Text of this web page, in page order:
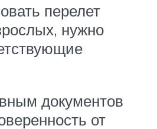
перелет
нужно
документов
от